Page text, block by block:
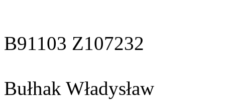
B91103 Z107232
Bułhak Władysław